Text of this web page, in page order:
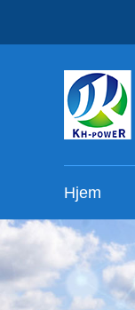
Hjem